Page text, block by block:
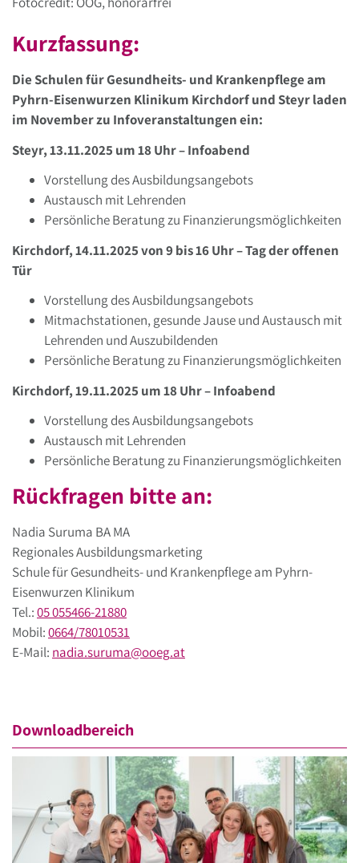
Kurzfassung:
Die Schulen für Gesundheits- und Krankenpflege am
Pyhrn-Eisenwurzen Klinikum Kirchdorf und Steyr laden
im November zu Infoveranstaltungen ein:
Steyr, 13.11.2025 um 18 Uhr – Infoabend
Vorstellung des Ausbildungsangebots
Austausch mit Lehrenden
Persönliche Beratung zu Finanzierungsmöglichkeiten
Kirchdorf, 14.11.2025 von 9 bis 16 Uhr – Tag der offenen
Tür
Vorstellung des Ausbildungsangebots
Mitmachstationen, gesunde Jause und Austausch mit
Lehrenden und Auszubildenden
Persönliche Beratung zu Finanzierungsmöglichkeiten
Kirchdorf, 19.11.2025 um 18 Uhr – Infoabend
Vorstellung des Ausbildungsangebots
Austausch mit Lehrenden
Persönliche Beratung zu Finanzierungsmöglichkeiten
Rückfragen bitte an:
Nadia Suruma BA MA
Regionales Ausbildungsmarketing
Schule für Gesundheits- und Krankenpflege am Pyhrn-
Eisenwurzen Klinikum
Tel.:05 055466-21880
Mobil:0664/78010531
E-Mail: nadia.suruma@ooeg.at
Downloadbereich